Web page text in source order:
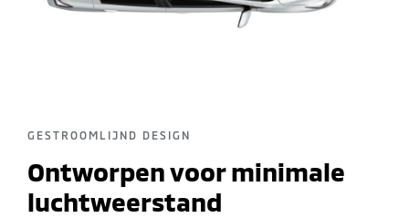
GESTROOMLIJND DESIGN
Ontworpen voor minimale
luchtweerstand